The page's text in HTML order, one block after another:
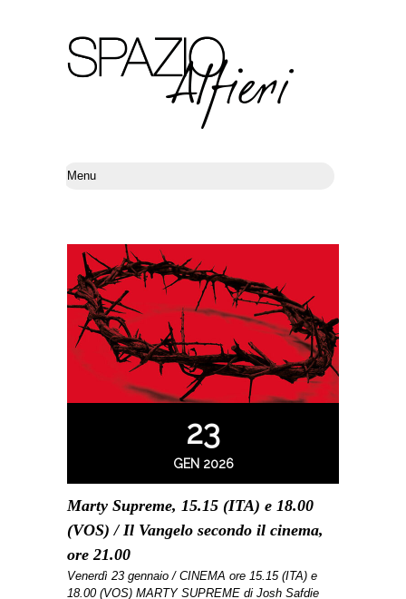
23
GEN 2026
Marty Supreme, 15.15 (ITA) e 18.00
(VOS) / Il Vangelo secondo il cinema,
ore 21.00
Venerdì 23 gennaio / CINEMA ore 15.15 (ITA) e
18.00 (VOS) MARTY SUPREME di Josh Safdie